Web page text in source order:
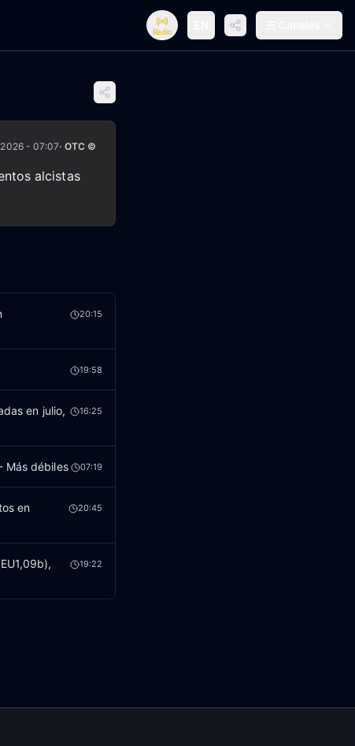
Radio
- 07:07· OTC ©
alcistas
20:15
19:58
en julio,
16:25
Más débiles 07:19
en
20:45
19:22